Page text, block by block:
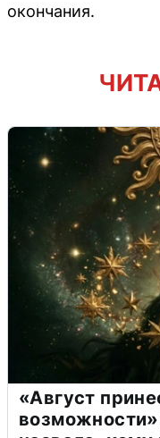
окончания.
«Август